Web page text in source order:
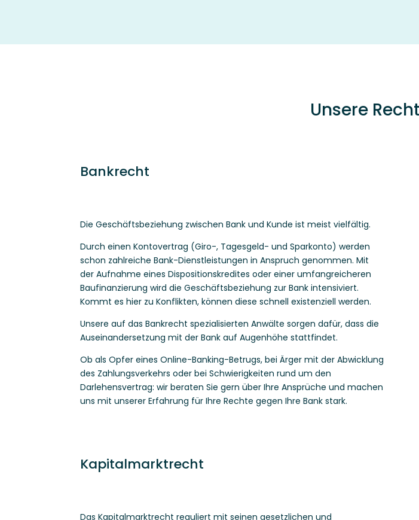
Unsere
Bankrecht
Die Geschäftsbeziehung zwischen Bank und Kunde ist meist vielfältig.
Durch einen Kontovertrag (Giro-, Tagesgeld- und Sparkonto) werden
schon zahlreiche Bank-Dienstleistungen in Anspruch genommen. Mit
der Aufnahme eines Dispositionskredites oder einer umfangreicheren
Baufinanzierung wird die Geschäftsbeziehung zur Bank intensiviert.
Kommt es hier zu Konflikten, können diese schnell existenziell werden.
Unsere auf das Bankrecht spezialisierten Anwälte sorgen dafür, dass die
Auseinandersetzung mit der Bank auf Augenhöhe stattfindet.
Ob als Opfer eines Online-Banking-Betrugs, bei Ärger mit der Abwicklung
des Zahlungsverkehrs oder bei Schwierigkeiten rund um den
Darlehensvertrag: wir beraten Sie gern über Ihre Ansprüche und machen
uns mit unserer Erfahrung für Ihre Rechte gegen Ihre Bank stark.
Kapitalmarktrecht
Das Kapitalmarktrecht reguliert mit seinen gesetzlichen und